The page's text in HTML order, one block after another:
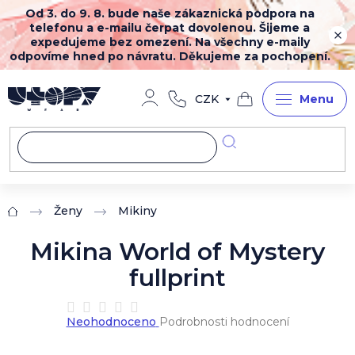
Přejít
na
obsah
Od 3. do 9. 8. bude naše zákaznická podpora na
telefonu a e-mailu čerpat dovolenou. Šijeme a
expedujeme bez omezení. Na všechny e-maily
odpovíme hned po návratu. Děkujeme za pochopení.
CZK
Nákupní
košík
Domů Ženy Mikiny
Mikina World of Mystery
fullprint
Průměrné
hodnocení
Neohodnoceno Podrobnosti hodnocení